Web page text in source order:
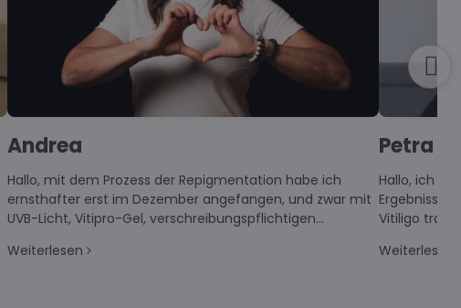
Andrea
Hallo, mit dem Prozess der Repigmentation habe ich
ernsthafter erst im Dezember angefangen, und zwar mit
UVB-Licht, Vitipro-Gel, verschreibungspflichtigen
Weiterlesen
Petra B.
Hallo, ich
Ergebnisse
Vitiligo trat
wusste,
Weiterlesen